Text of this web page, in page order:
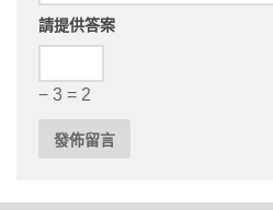
請提供答案
− 3 = 2